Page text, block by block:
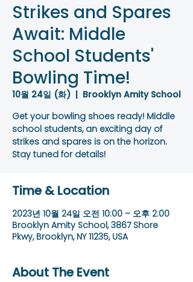
Strikes and Spares
Await: Middle
School Students'
Bowling Time!
10월 24일 (화)
  |
Brooklyn Amity School
Get your bowling shoes ready! Middle
school students, an exciting day of
strikes and spares is on the horizon.
Stay tuned for details!
Time & Location
2023년 10월 24일 오전 10:00 – 오후 2:00
Brooklyn Amity School, 3867 Shore
Pkwy, Brooklyn, NY 11235, USA
About The Event